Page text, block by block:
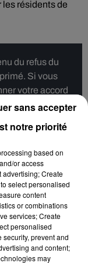
résidents de
du refus du
Si vous
votre accord
municipale a
"Book of
ravis de
se
moment cet été
votre visite
sur Twitter.
notre priorité
based on
or access
advertising; Create
select personalised
content
or combinations
services; Create
personalised
prevent and
and content;
may
sans accepter